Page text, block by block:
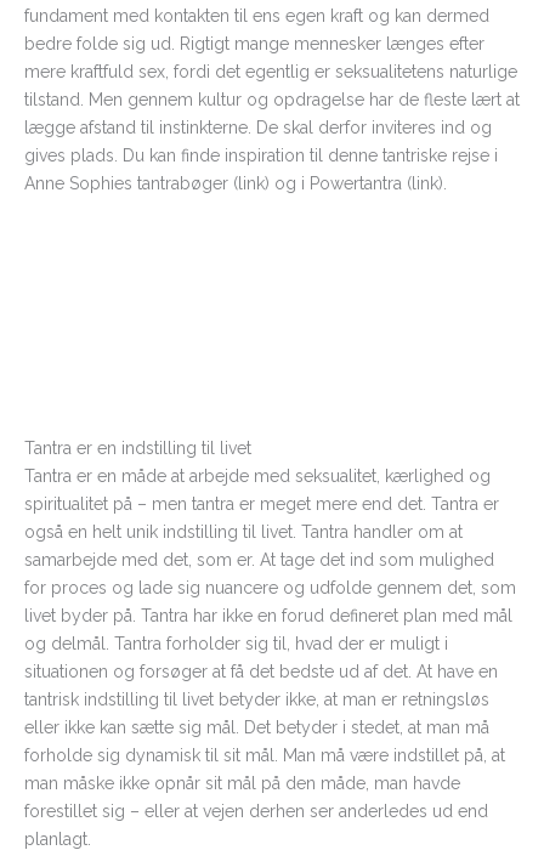
fundament med kontakten til ens egen kraft og kan dermed
bedre folde sig ud. Rigtigt mange mennesker længes efter
mere kraftfuld sex, fordi det egentlig er seksualitetens naturlige
tilstand. Men gennem kultur og opdragelse har de fleste lært at
lægge afstand til instinkterne. De skal derfor inviteres ind og
gives plads. Du kan finde inspiration til denne tantriske rejse i
Anne Sophies tantrabøger (link) og i Powertantra (link).
Tantra er en indstilling til livet
Tantra er en måde at arbejde med seksualitet, kærlighed og
spiritualitet på – men tantra er meget mere end det. Tantra er
også en helt unik indstilling til livet. Tantra handler om at
samarbejde med det, som er. At tage det ind som mulighed
for proces og lade sig nuancere og udfolde gennem det, som
livet byder på. Tantra har ikke en forud defineret plan med mål
og delmål. Tantra forholder sig til, hvad der er muligt i
situationen og forsøger at få det bedste ud af det. At have en
tantrisk indstilling til livet betyder ikke, at man er retningsløs
eller ikke kan sætte sig mål. Det betyder i stedet, at man må
forholde sig dynamisk til sit mål. Man må være indstillet på, at
man måske ikke opnår sit mål på den måde, man havde
forestillet sig – eller at vejen derhen ser anderledes ud end
planlagt.